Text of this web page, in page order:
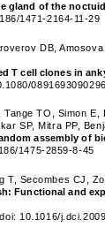
gland of the
1471-2164-11-29
DB,
T cell clones in
TO, Simon
SP, Mitra PP,
assembly of
1475-2859-8-45
T, Secombes CJ,
Functional and
10.1016/